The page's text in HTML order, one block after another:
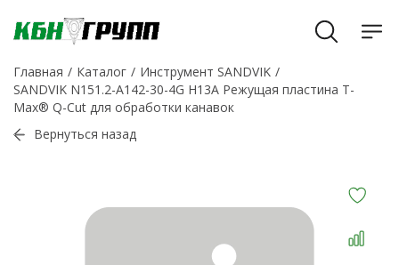
Главная Каталог
Инструмент SANDVIK
SANDVIK N151.2-A142-30-4G H13A Режущая пластина T-
Max® Q-Cut для обработки канавок
Вернуться назад